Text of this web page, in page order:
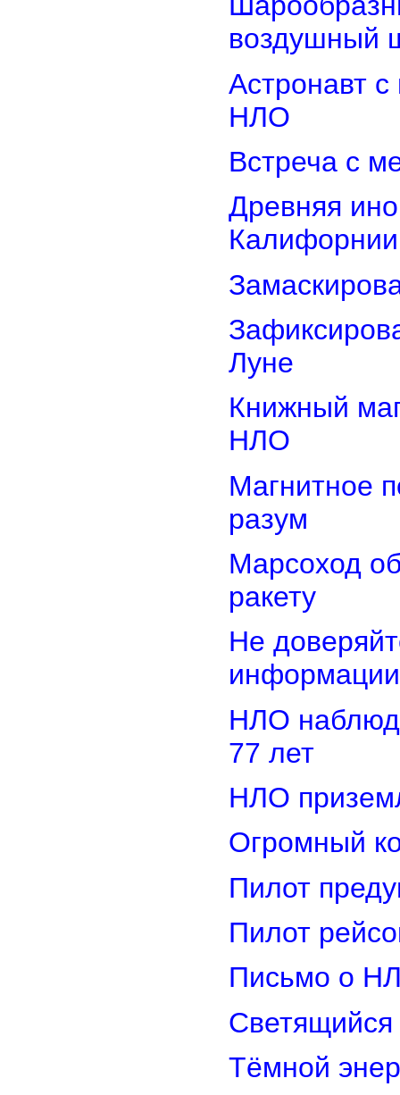
воздушный
Астронавт
НЛО
Встреча с
Древняя
Калифорнии
Луне
Книжный
НЛО
Магнитное
разум
Марсоход
ракету
Не
информации
НЛО
77 лет
НЛО
Огромный
Пилот
Пилот
Письмо о
Светящийся
Тёмной